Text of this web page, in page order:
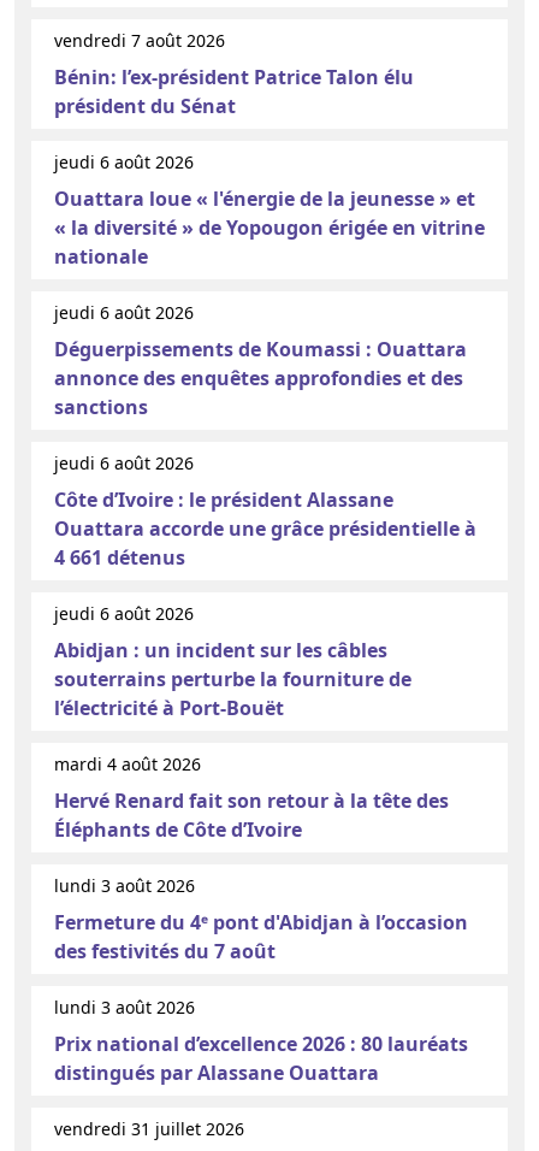
vendredi 7 août 2026
Bénin: l’ex-président Patrice Talon élu
président du Sénat
jeudi 6 août 2026
Ouattara loue « l'énergie de la jeunesse » et
« la diversité » de Yopougon érigée en vitrine
nationale
jeudi 6 août 2026
Déguerpissements de Koumassi : Ouattara
annonce des enquêtes approfondies et des
sanctions
jeudi 6 août 2026
Côte d’Ivoire : le président Alassane
Ouattara accorde une grâce présidentielle à
4 661 détenus
jeudi 6 août 2026
Abidjan : un incident sur les câbles
souterrains perturbe la fourniture de
l’électricité à Port-Bouët
mardi 4 août 2026
Hervé Renard fait son retour à la tête des
Éléphants de Côte d’Ivoire
lundi 3 août 2026
Fermeture du 4ᵉ pont d'Abidjan à l’occasion
des festivités du 7 août
lundi 3 août 2026
Prix national d’excellence 2026 : 80 lauréats
distingués par Alassane Ouattara
vendredi 31 juillet 2026